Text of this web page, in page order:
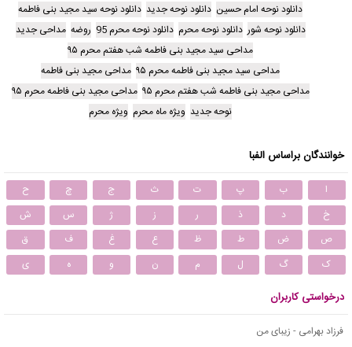
دانلود نوحه امام حسین دانلود نوحه جدید دانلود نوحه سید مجید بنی فاطمه
دانلود نوحه شور دانلود نوحه محرم دانلود نوحه محرم 95 روضه مداحی جدید
مداحی سید مجید بنی فاطمه شب هفتم محرم ۹۵
مداحی سید مجید بنی فاطمه محرم ۹۵
مداحی مجید بنی فاطمه
مداحی مجید بنی فاطمه شب هفتم محرم ۹۵
مداحی مجید بنی فاطمه محرم ۹۵
نوحه جدید ویژه ماه محرم ویژه محرم
خوانندگان براساس الفبا
ا ب پ ت ث ج چ
ح
خ
د ذ ر ز ژ س
ش
ص
ض ط ظ ع غ ف
ق
ک
گ ل م ن و ه ی
درخواستی کاربران
فرزاد بهرامی - زیبای من